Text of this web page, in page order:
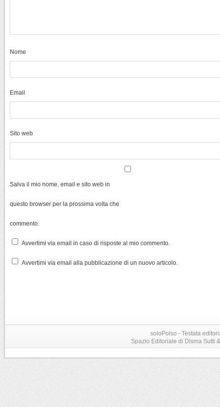
Nome
Email
Sito web
Salva il mio nome, email e sito web in
questo browser per la prossima volta che
commento.
Avvertimi via email in caso di risposte al mio commento.
Avvertimi via email alla pubblicazione di un nuovo articolo.
soloPolso - Testata
Spazio Editoriale di Disma Sutti